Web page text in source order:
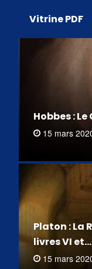
Vitrine PDF
Hobbes :
15 mars
Platon : La
livres VI et…
15 mars